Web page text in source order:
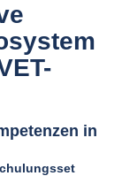
in